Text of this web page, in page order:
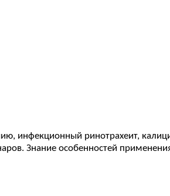
инфекционный ринотрахеит,
Знание особенностей